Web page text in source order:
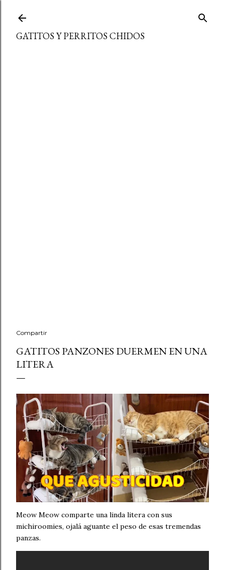
GATITOS Y PERRITOS CHIDOS
Compartir
GATITOS PANZONES DUERMEN EN UNA
LITERA
Meow Meow comparte una linda litera con sus
michiroomies, ojalá aguante el peso de esas tremendas
panzas.